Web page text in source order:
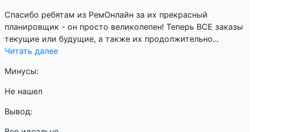
Спасибо ребятам из РемОнлайн за их прекрасный
планировщик - он просто великолепен! Теперь ВСЕ заказы
текущие или будущие, а также их продолжительно...
Читать далее
Минусы:
Не нашел
Вывод: